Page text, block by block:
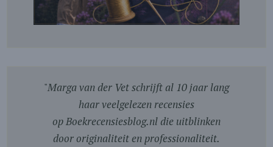
"Marga van der Vet schrijft al 10 jaar lang
haar veelgelezen recensies
op Boekrecensiesblog.nl die uitblinken
door originaliteit en professionaliteit.